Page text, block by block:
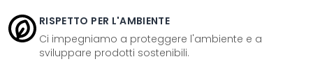
RISPETTO PER L'AMBIENTE
Ci impegniamo a proteggere l'ambiente e a
sviluppare prodotti sostenibili.